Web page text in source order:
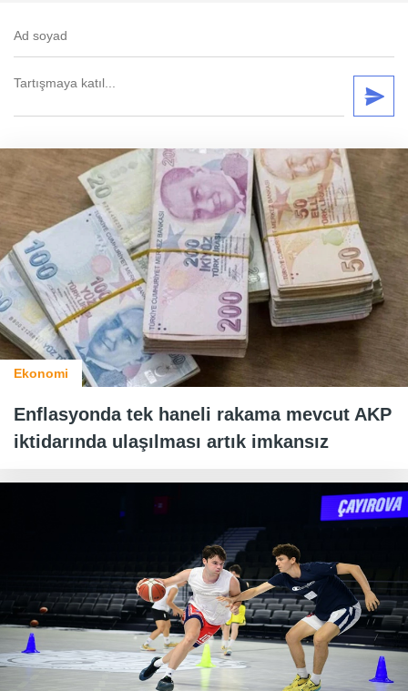
Ekonomi
Enflasyonda tek haneli rakama mevcut AKP
iktidarında ulaşılması artık imkansız